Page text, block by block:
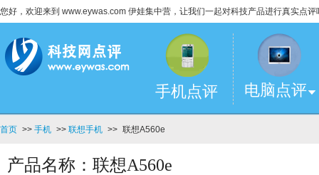
您好，欢迎来到 www.eywas.com 伊娃集中营，让我们一起对科技产品进行真实点评
手机点评 电脑点评
首页 >> 手机 >> 联想手机 >> 联想A560e
产品名称：联想A560e